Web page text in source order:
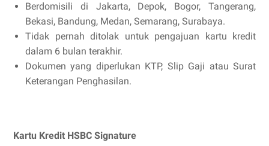
Berdomisili di Jakarta, Depok, Bogor, Tangerang,
Bekasi, Bandung, Medan, Semarang, Surabaya.
Tidak pernah ditolak untuk pengajuan kartu kredit
dalam 6 bulan terakhir.
Dokumen yang diperlukan KTP, Slip Gaji atau Surat
Keterangan Penghasilan.
Kartu Kredit HSBC Signature